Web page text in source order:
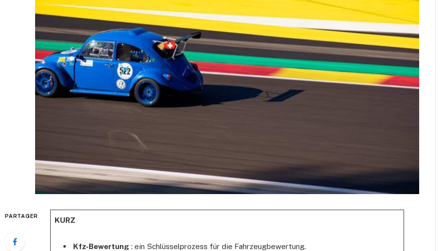
PARTAGER KURZ
Kfz-Bewertung : ein Schlüsselprozess für die Fahrzeugbewertung.